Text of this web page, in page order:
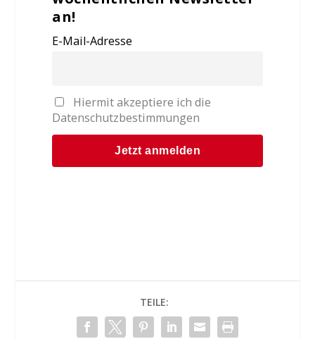
an!
E-Mail-Adresse
Hiermit akzeptiere ich die
Datenschutzbestimmungen
TEILE: